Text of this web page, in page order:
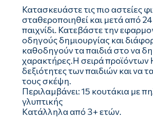
Κατασκευάστε τις πιο αστείες
σταθεροποιηθεί και μετά από
παιχνίδι. Κατεβάστε την
οδηγούς δημιουργίας και
καθοδηγούν τα παιδιά στο να
χαρακτήρες.Η σειρά προϊόντων
δεξιότητες των παιδιών και να
τους σκέψη.
Περιλαμβάνει: 15 κουτάκια με
γλυπτικής
Kατάλληλα από 3+ ετών.